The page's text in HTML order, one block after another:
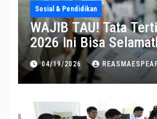
Sosial & Pendidikan
WAJIB TAU! Tata
2026 Ini Bisa
Diskualifikasi
04/19/2026